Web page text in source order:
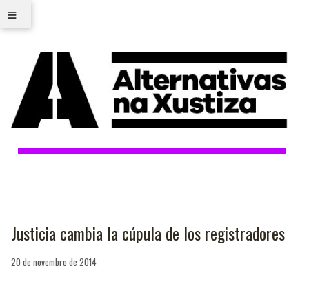
≡
Justicia cambia la cúpula de los registradores
20 de novembro de 2014